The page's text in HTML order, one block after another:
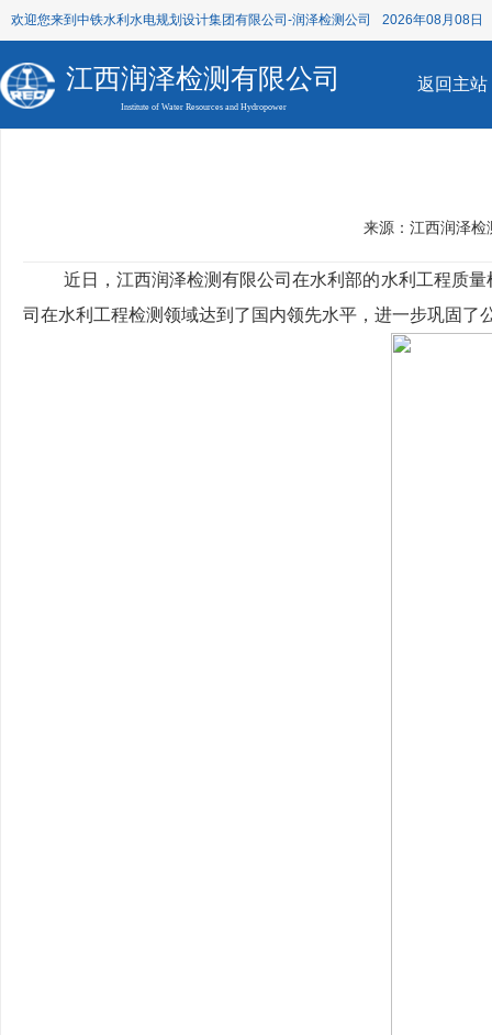
欢迎您来到中铁水利水电规划设计集团有限公司-润泽检测公司 2026年08月08日
江西润泽检测有限公司
Institute of Water Resources and Hydropower
返回主站
来源：江西润泽检
近日，江西润泽检测有限公司在水利部的水利工程质
司在水利工程检测领域达到了国内领先水平，进一步巩固了